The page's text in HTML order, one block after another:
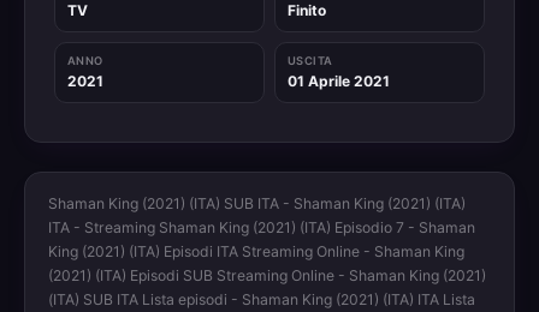
TV Finito
ANNO
2021
USCITA
01 Aprile 2021
Shaman King (2021) (ITA) SUB ITA - Shaman King (2021) (ITA)
ITA - Streaming Shaman King (2021) (ITA) Episodio 7 - Shaman
King (2021) (ITA) Episodi ITA Streaming Online - Shaman King
(2021) (ITA) Episodi SUB Streaming Online - Shaman King (2021)
(ITA) SUB ITA Lista episodi - Shaman King (2021) (ITA) ITA Lista